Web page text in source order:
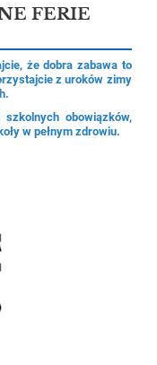
FERIE
że dobra zabawa to
z uroków zimy
obowiązków,
w pełnym zdrowiu.